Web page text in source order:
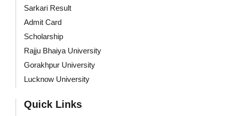
Sarkari Result
Admit Card
Scholarship
Rajju Bhaiya University
Gorakhpur University
Lucknow University
Quick Links